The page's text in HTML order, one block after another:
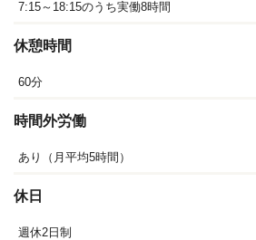
7:15～18:15のうち実働8時間
休憩時間
60分
時間外労働
あり（月平均5時間）
休日
週休2日制